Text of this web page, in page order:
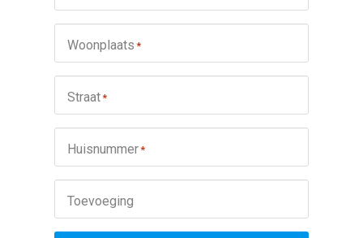
Woonplaats *
Straat*
Huisnummer*
Toevoeging